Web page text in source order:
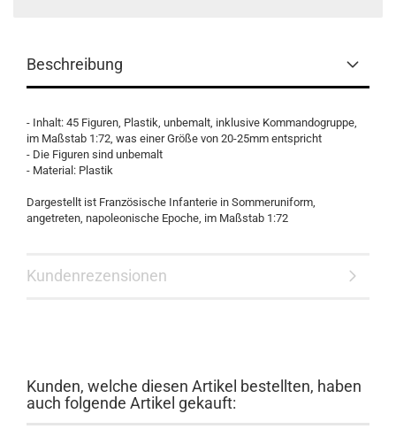
Beschreibung
- Inhalt: 45 Figuren, Plastik, unbemalt, inklusive Kommandogruppe,
im Maßstab 1:72, was einer Größe von 20-25mm entspricht
- Die Figuren sind unbemalt
- Material: Plastik
Dargestellt ist Französische Infanterie in Sommeruniform,
angetreten, napoleonische Epoche, im Maßstab 1:72
Kundenrezensionen
Kunden, welche diesen Artikel bestellten, haben
auch folgende Artikel gekauft: